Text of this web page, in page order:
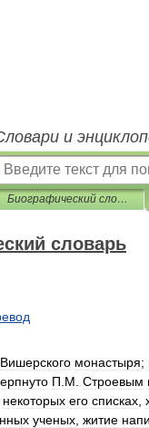
и
Биографический словарь
словарь
Вишерского монастыря;
П М Строевым
некоторых его списках
ученых житие